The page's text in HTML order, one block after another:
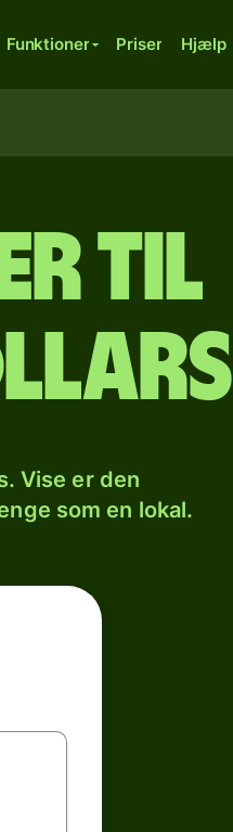
Funktioner Priser Hjælp
til
Vise er den
som en lokal.